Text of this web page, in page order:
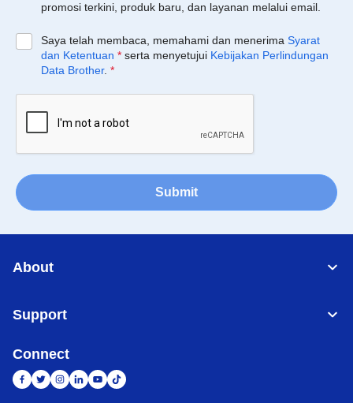
promosi terkini, produk baru, dan layanan melalui email.
Saya telah membaca, memahami dan menerima Syarat
dan Ketentuan * serta menyetujui Kebijakan Perlindungan
Data Brother. *
Submit
About
Support
Connect